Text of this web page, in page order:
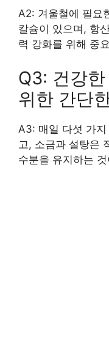
A2: 겨울철에 필요
칼슘이 있으며, 항
력 강화를 위해 중
Q3: 건강
위한 간단
A3: 매일 다섯 가
고, 소금과 설탕은
수분을 유지하는